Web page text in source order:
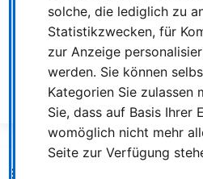
ALLE
ÄLTERE MELDUNG
solche, die lediglich zu
Statistikzwecken, für
zur Anzeige
werden. Sie können
Kategorien Sie zulassen
Sie, dass auf Basis Ihrer
womöglich nicht mehr
Seite zur Verfügung